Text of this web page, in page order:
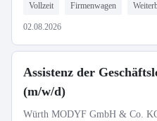
Vollzeit Firmenwagen
02.08.2026
Assistenz der
(m/w/d)
Würth MODYF GmbH & Co.